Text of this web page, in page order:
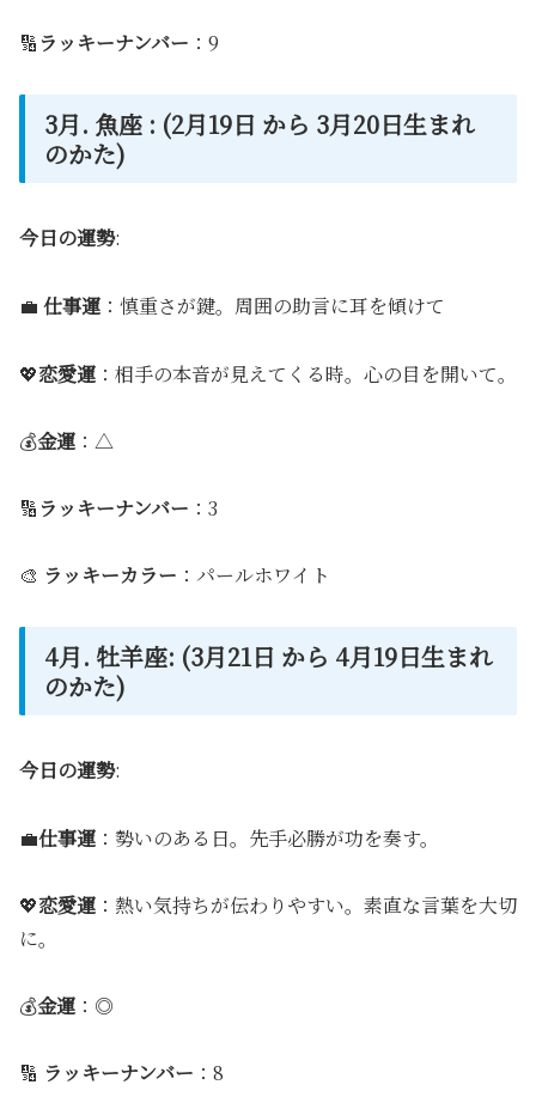
🔢 ラッキーナンバー ：9
3月. 魚座 : (2月19日 から 3月20日生まれ
のかた)
今日の運勢:
💼 仕事運 ：慎重さが鍵。周囲の助言に耳を傾けて
💖恋愛運 ：相手の本音が見えてくる時。心の目を開いて。
💰金運 ：△
🔢 ラッキーナンバー ：3
🎨 ラッキーカラー ：パールホワイト
4月. 牡羊座: (3月21日 から 4月19日生まれ
のかた)
今日の運勢:
💼仕事運 ：勢いのある日。先手必勝が功を奏す。
💖恋愛運 ：熱い気持ちが伝わりやすい。素直な言葉を大切
に。
💰金運 ：◎
🔢 ラッキーナンバー ：8